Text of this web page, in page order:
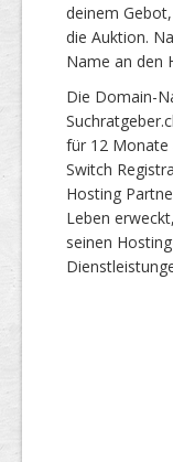
deinem
die Auktion.
Name an den
Die Domain-
für 12 Monate
Switch
Hosting
Leben
seinen